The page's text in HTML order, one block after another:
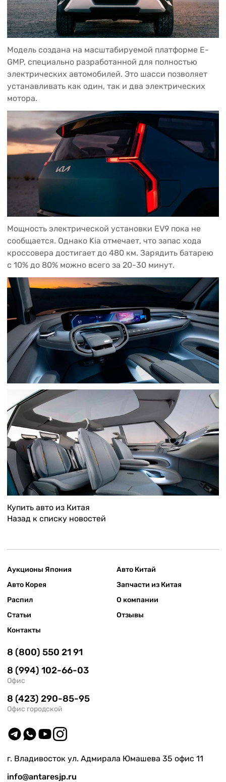
Модель создана на масштабируемой платформе E-
GMP, специально разработанной для полностью
электрических автомобилей. Это шасси позволяет
устанавливать как один, так и два электрических
мотора.
Мощность электрической установки EV9 пока не
сообщается. Однако Kia отмечает, что запас хода
кроссовера достигает до 480 км. Зарядить батарею
с 10% до 80% можно всего за 20-30 минут.
Купить авто из Китая
Назад к списку новостей
Аукционы Япония
Авто Китай
Авто Корея
Запчасти из Китая
Распил
О компании
Статьи
Отзывы
Контакты
8 (800) 550 21 91
8 (994) 102-66-03
Офис
8 (423) 290-85-95
Офис городской
г. Владивосток ул. Адмирала Юмашева 35 офис 11
info@antaresjp.ru